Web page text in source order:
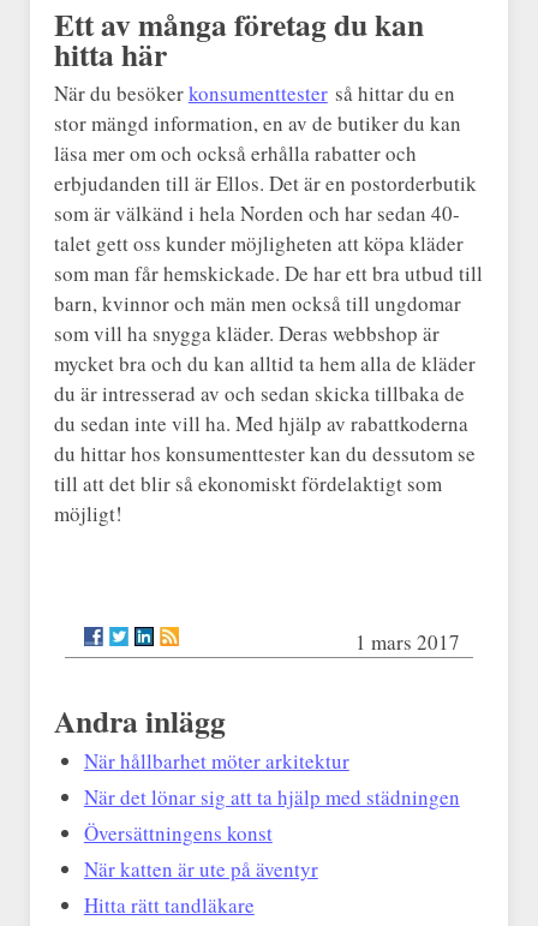
Ett av många företag du kan
hitta här
När du besökerkonsumenttesterså hittar du en
stor mängd information, en av de butiker du kan
läsa mer om och också erhålla rabatter och
erbjudanden till är Ellos. Det är en postorderbutik
som är välkänd i hela Norden och har sedan 40-
talet gett oss kunder möjligheten att köpa kläder
som man får hemskickade. De har ett bra utbud till
barn, kvinnor och män men också till ungdomar
som vill ha snygga kläder. Deras webbshop är
mycket bra och du kan alltid ta hem alla de kläder
du är intresserad av och sedan skicka tillbaka de
du sedan inte vill ha. Med hjälp av rabattkoderna
du hittar hos konsumenttester kan du dessutom se
till att det blir så ekonomiskt fördelaktigt som
möjligt!
1 mars 2017
Andra inlägg
När hållbarhet möter arkitektur
När det lönar sig att ta hjälp med städningen
Översättningens konst
När katten är ute på äventyr
Hitta rätt tandläkare